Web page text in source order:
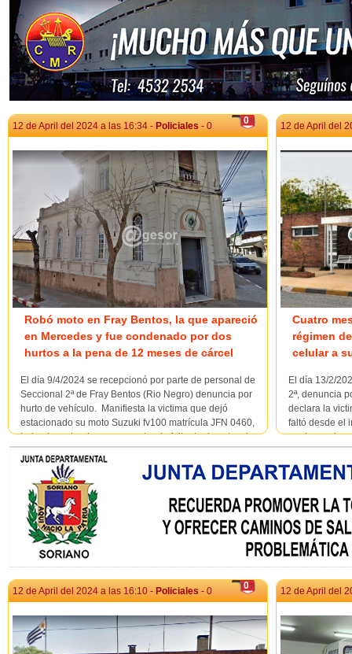
0
12 de April del 2024 a las 16:34 - Policiales - 0
Robó moto en Fray Bentos, la que apareció
en Mercedes y fue condenado por dos
hurtos a la pena de 12 meses de cárcel
El día 9/4/2024 se recepcionó por parte de personal de
Seccional 2ª de Fray Bentos (Rio Negro) denuncia por
hurto de vehículo. Manifiesta la victima que dejó
estacionado su moto Suzuki fv100 matrícula JFN 0460,
bajo el porche de su casa notando faltante de esta a la
hora 17.00. Avalúa e...
12 de April del
Cuatro
régimen
celular a
El día 13/2/
2ª, denuncia
declara la
faltó desde el
por lo que la
de 35 años si
0
12 de April del 2024 a las 16:10 - Policiales - 0 12 de April del